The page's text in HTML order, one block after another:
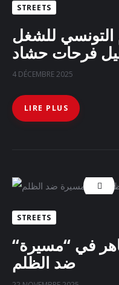
Docs
Sounds
STREETS
التونسي للشغل
4 DÉCEMBRE 2025
LIRE PLUS
STREETS
“أكثر من 3 آلاف متظاهر في “مسيرة
ضد الظلم